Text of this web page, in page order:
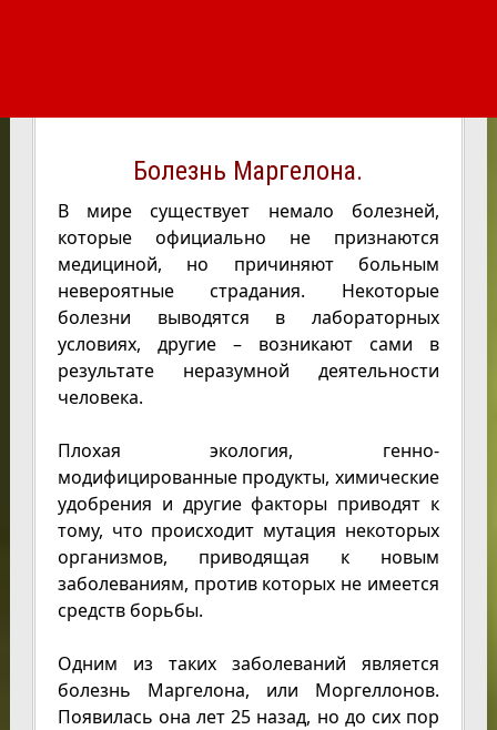
Болезнь Маргелона.
В мире существует немало болезней,
которые официально не признаются
медициной, но причиняют больным
невероятные страдания. Некоторые
болезни выводятся в лабораторных
условиях, другие – возникают сами в
результате неразумной деятельности
человека.
Плохая экология, генно-
модифицированные продукты, химические
удобрения и другие факторы приводят к
тому, что происходит мутация некоторых
организмов, приводящая к новым
заболеваниям, против которых не имеется
средств борьбы.
Одним из таких заболеваний является
болезнь Маргелона, или Моргеллонов.
Появилась она лет 25 назад, но до сих пор